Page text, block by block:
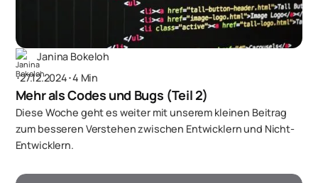
Janina Bokeloh
･27.12.2024･4 Min
Mehr als Codes und Bugs (Teil 2)
Diese Woche geht es weiter mit unserem kleinen Beitrag
zum besseren Verstehen zwischen Entwicklern und Nicht-
Entwicklern.